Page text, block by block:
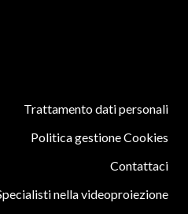
Trattamento dati personali
Politica gestione Cookies
Contattaci
nella videoproiezione